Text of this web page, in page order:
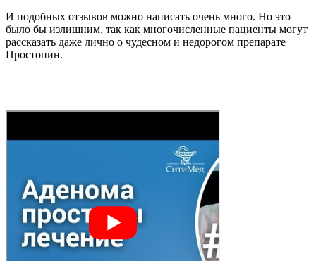
И подобных отзывов можно написать очень много. Но это
было бы излишним, так как многочисленные пациенты могут
рассказать даже лично о чудесном и недорогом препарате
Простопин.